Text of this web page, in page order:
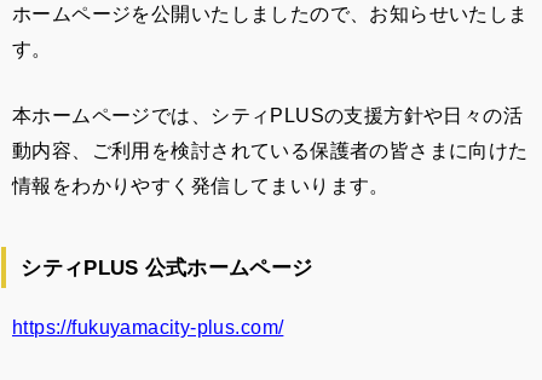
ホームページを公開いたしましたので、お知らせいたしま
す。
本ホームページでは、シティPLUSの支援方針や日々の活
動内容、ご利用を検討されている保護者の皆さまに向けた
情報をわかりやすく発信してまいります。
シティPLUS 公式ホームページ
https://fukuyamacity-plus.com/